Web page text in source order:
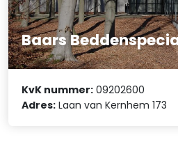
Baars
KvK nummer: 09202600
Adres: Laan van Kernhem 173